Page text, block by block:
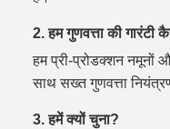
2. हम गुणवत्ता की गारंटी
हम प्री-प्रोडक्शन नमूनों
साथ सख्त गुणवत्ता
3. हमें क्यों चुना?